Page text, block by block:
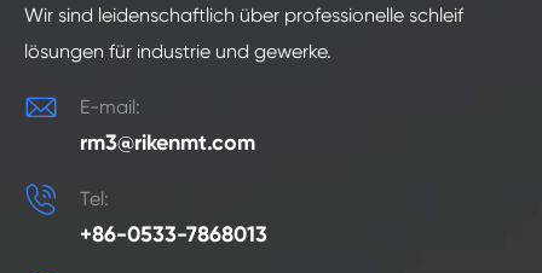
Wir sind leidenschaftlich über professionelle schleif
lösungen für industrie und gewerke.
 E-mail:
rm3@rikenmt.com
 Tel:
+86-0533-7868013